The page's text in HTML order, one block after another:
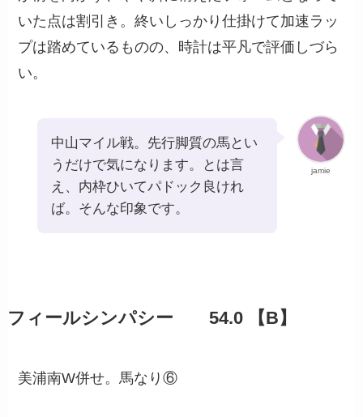
いた点は割引き。終いしっかり仕掛けて加速ラッ
プは踏めているものの、時計は平凡で評価しづら
い。
jamie
中山マイル戦。先行脚質の馬とい
うだけで気になります。とは言
え、内枠ひいてパドック良けれ
ば。そんな印象です。
フィールシンパシー 54.0 【B】
美浦南W併せ。馬なり⑥